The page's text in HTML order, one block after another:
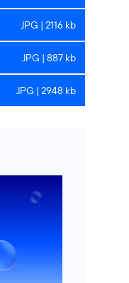
JPG | 2116 kb
JPG | 887 kb
JPG | 2948 kb